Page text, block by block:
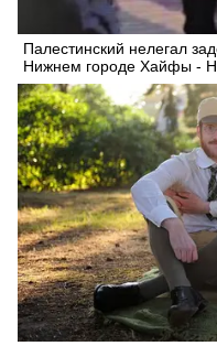
Палестинский нелегал
Нижнем городе Хайфы -